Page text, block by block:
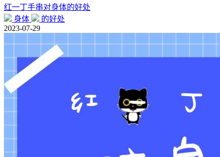
红一丁手串对身体的好处
身体
的好处
2023-07-29